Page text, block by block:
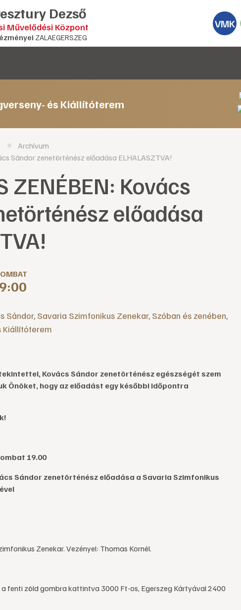
Dezső
Művelődési Központ
ZALAEGERSZEG
VMK
és Kiállítóterem
Archívum
Sándor zenetörténész előadása ELHALASZTVA!
ZENÉBEN: Kovács
előadása
Sándor, Savaria Szimfonikus Zenekar, Szóban és zenében,
Kiállítóterem
Kovács Sándor zenetörténész egészségét szem
Önöket, hogy az előadást egy későbbi időpontra
19.00
Sándor zenetörténész előadása a Savaria Szimfonikus
Zenekar. Vezényel: Thomas Kornél.
a fenti zöld gombra kattintva 3000 Ft-os, Egerszeg Kártyával 2400